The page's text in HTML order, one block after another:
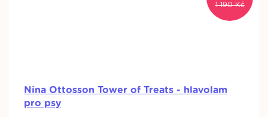
1 190Kč
price
price
Nina Ottosson Tower of Treats - hlavolam
pro psy